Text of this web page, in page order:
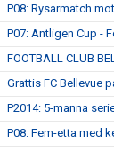
P08: Rysarmatch
P07: Äntligen Cup -
FOOTBALL CLUB
Grattis FC Bellevue
P2014: 5-manna
P08: Fem-etta med